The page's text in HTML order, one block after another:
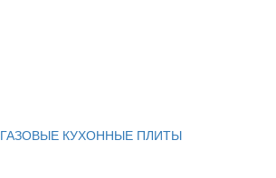
ГАЗОВЫЕ КУХОННЫЕ ПЛИТЫ